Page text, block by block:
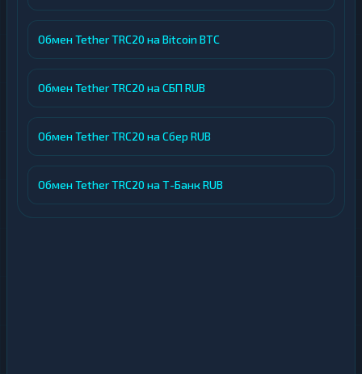
Обмен Tether TRC20 на Bitcoin BTC
Обмен Tether TRC20 на СБП RUB
Обмен Tether TRC20 на Сбер RUB
Обмен Tether TRC20 на Т-Банк RUB